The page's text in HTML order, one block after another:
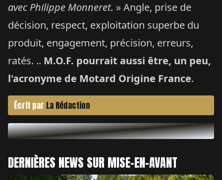
avec Philippe Monneret. » Angle, prise de
décision, respect, exploitation superbe du
produit, engagement, précision, erreurs,
ratés. .. M.O.F. pourrait aussi être, un peu,
l'acronyme de Motard Origine France.
Écrit par La Rédaction
DERNIÈRES NEWS SUR MISE-EN-AVANT